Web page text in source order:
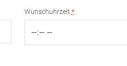
Wunschuhrzeit *